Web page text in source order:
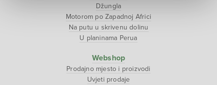
Džungla
Motorom po Zapadnoj Africi
Na putu u skrivenu dolinu
U planinama Perua
Webshop
Prodajno mjesto i proizvodi
Uvjeti prodaje